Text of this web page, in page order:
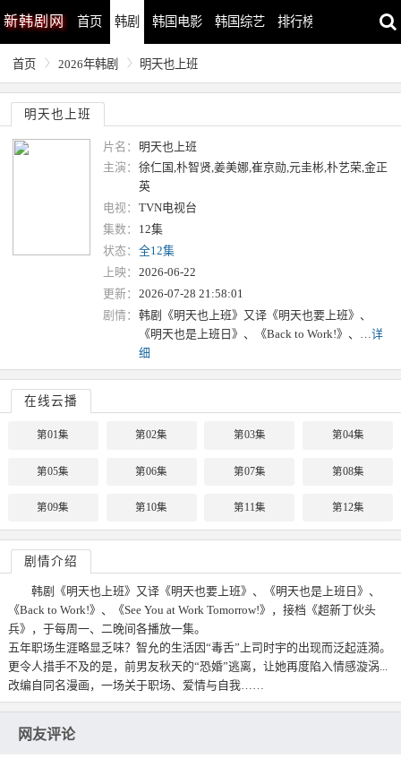
新韩剧网 首页 韩剧 韩国电影 韩国综艺 排行榜
首页 2026年韩剧 明天也上班
明天也上班
片名：
明天也上班
主演： 徐仁国,朴智贤,姜美娜,崔京勋,元圭彬,朴艺荣,金正
英
电视： TVN电视台
集数：
12集
状态： 全12集
上映： 2026-06-22
更新： 2026-07-28 21:58:01
剧情： 韩剧《明天也上班》又译《明天也要上班》、
《明天也是上班日》、《Back to Work!》、…详
细
在线云播
第01集 第02集 第03集 第04集
第05集 第06集 第07集 第08集
第09集 第10集 第11集 第12集
剧情介绍
韩剧《明天也上班》又译《明天也要上班》、《明天也是上班日》、
《Back to Work!》、《See You at Work Tomorrow!》，接档《超新丁伙头
兵》，于每周一、二晚间各播放一集。
五年职场生涯略显乏味？智允的生活因“毒舌”上司时宇的出现而泛起涟漪。
更令人措手不及的是，前男友秋天的“恐婚”逃离，让她再度陷入情感漩涡...
改编自同名漫画，一场关于职场、爱情与自我……
网友评论